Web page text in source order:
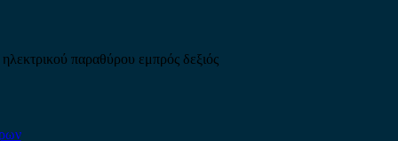
παραθύρου εμπρός δεξιός